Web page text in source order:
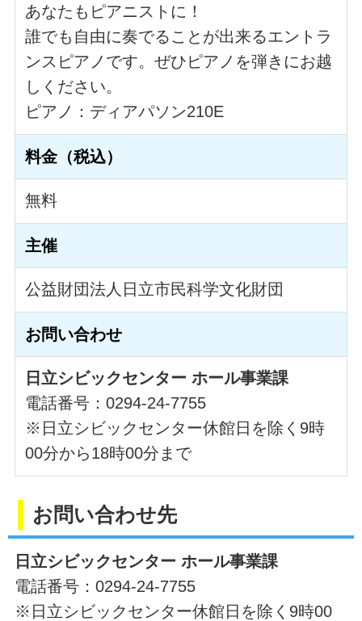
あなたもピアニストに！
誰でも自由に奏でることが出来るエントラ
ンスピアノです。ぜひピアノを弾きにお越
しください。
ピアノ：ディアパソン210E
料金（税込）
無料
主催
公益財団法人日立市民科学文化財団
お問い合わせ
日立シビックセンター ホール事業課
電話番号：0294-24-7755
※日立シビックセンター休館日を除く9時
00分から18時00分まで
お問い合わせ先
日立シビックセンター ホール事業課
電話番号：0294-24-7755
※日立シビックセンター休館日を除く9時00